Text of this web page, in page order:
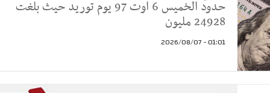
حدود الخميس 6 اوت 97 يوم توريد حيث بلغت
24928 مليون
01:01 - 2026/08/07